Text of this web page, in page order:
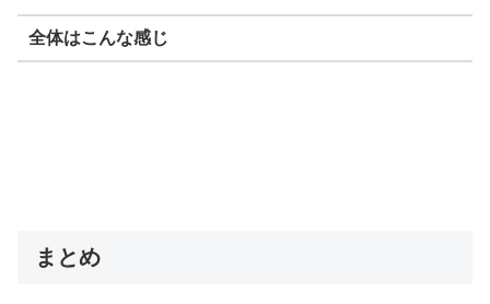
全体はこんな感じ
まとめ